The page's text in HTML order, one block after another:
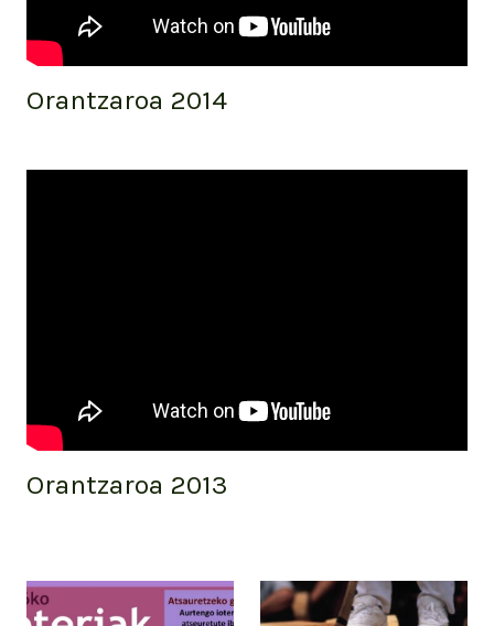
Orantzaroa 2014
Orantzaroa 2013